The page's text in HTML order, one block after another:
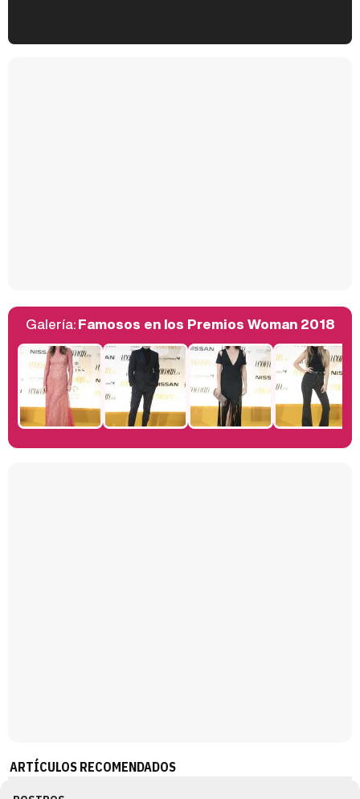
Belén Esteban: "Estoy emocionada, muy contenta y muy feliz por llegar a RTVE"
Manu Baqueiro: "Tuve como referente a Bruce Willis en 'Luz de Luna' para mi trabajo en la serie 'Perdiendo el juicio'"
Galería:Famosos en los Premios Woman 2018
ARTÍCULOS RECOMENDADOS